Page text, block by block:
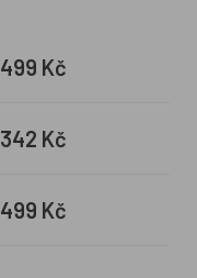
499 Kč
342 Kč
499 Kč